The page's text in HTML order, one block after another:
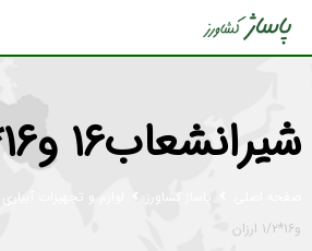
پرش
شیرانشعاب۱۶ و۱۶*۱/۲ ارزان
پاساژ کشاورز لوازم و تجهیزات
و۱۶*۱/۲ ارزان